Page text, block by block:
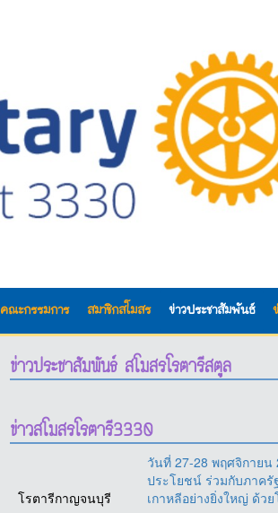
คณะกรรมการ สมาชิกสโมสร ข่าวประชาสัมพันธ์
ข่าวประชาสัมพันธ์ สโมสรโรตารีสตูล
ข่าวสโมสรโรตารี3330
โรตารีกาญจนบุรี
วันที่ 27-28 พฤศจิกาย
ประโยชน์ ร่วมกับภาครั
เกาหลีอย่างยิ่งใหญ่ ด้ว